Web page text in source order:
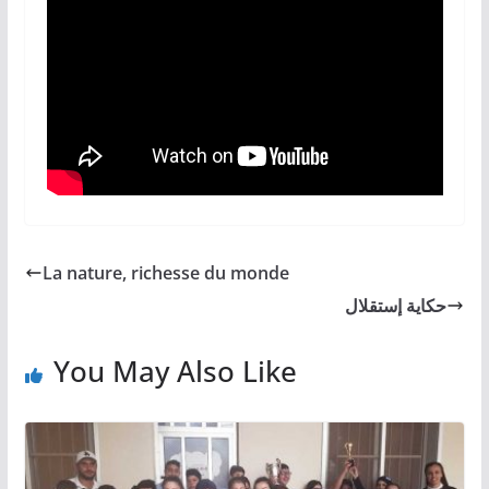
La nature, richesse du monde
حكاية إستقلال
You May Also Like